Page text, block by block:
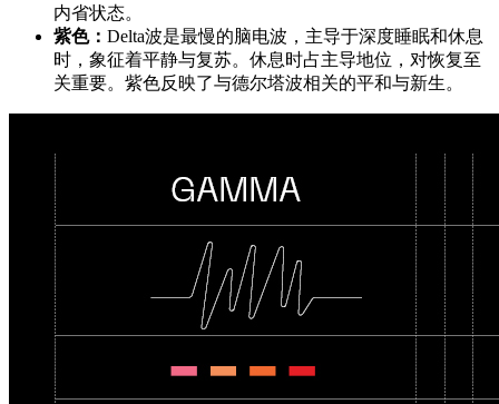
内省状态。
紫色： Delta波是最慢的脑电波，主导于深度睡眠和休息
时，象征着平静与复苏。休息时占主导地位，对恢复至
关重要。紫色反映了与德尔塔波相关的平和与新生。